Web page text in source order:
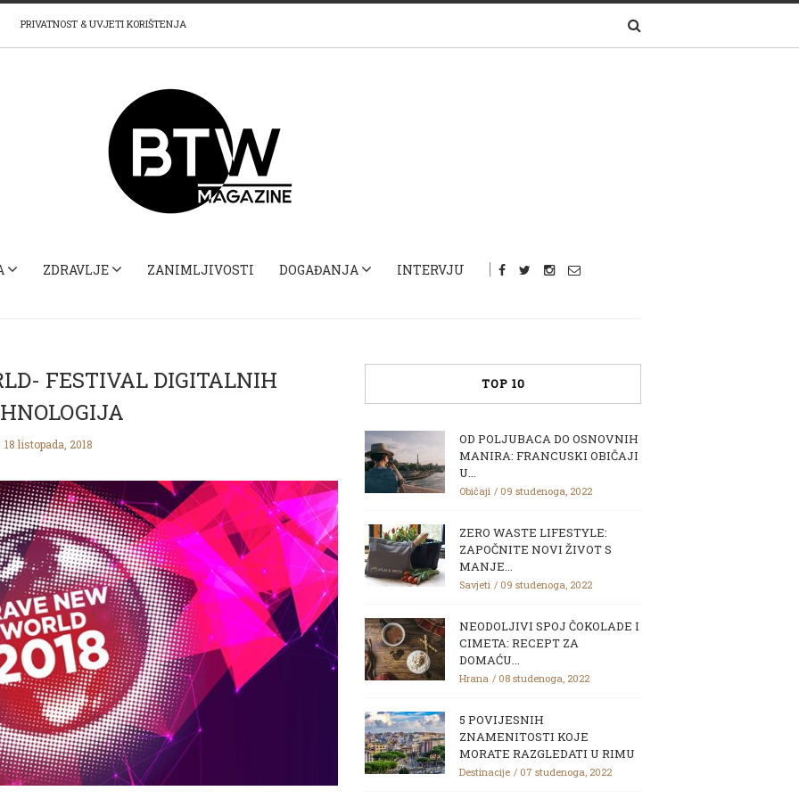
PRIVATNOST & UVJETI KORIŠTENJA
ZDRAVLJE ZANIMLJIVOSTI DOGAĐANJA INTERVJU
FESTIVAL DIGITALNIH
18 listopada, 2018
TOP 10
OD POLJUBACA DO OSNOVNIH
MANIRA: FRANCUSKI OBIČAJI
U...
Običaji 09 studenoga, 2022
ZERO WASTE LIFESTYLE:
ZAPOČNITE NOVI ŽIVOT S
MANJE...
Savjeti 09 studenoga, 2022
NEODOLJIVI SPOJ ČOKOLADE I
CIMETA: RECEPT ZA
DOMAĆU...
Hrana 08 studenoga, 2022
5 POVIJESNIH
ZNAMENITOSTI KOJE
MORATE RAZGLEDATI U RIMU
Destinacije 07 studenoga, 2022